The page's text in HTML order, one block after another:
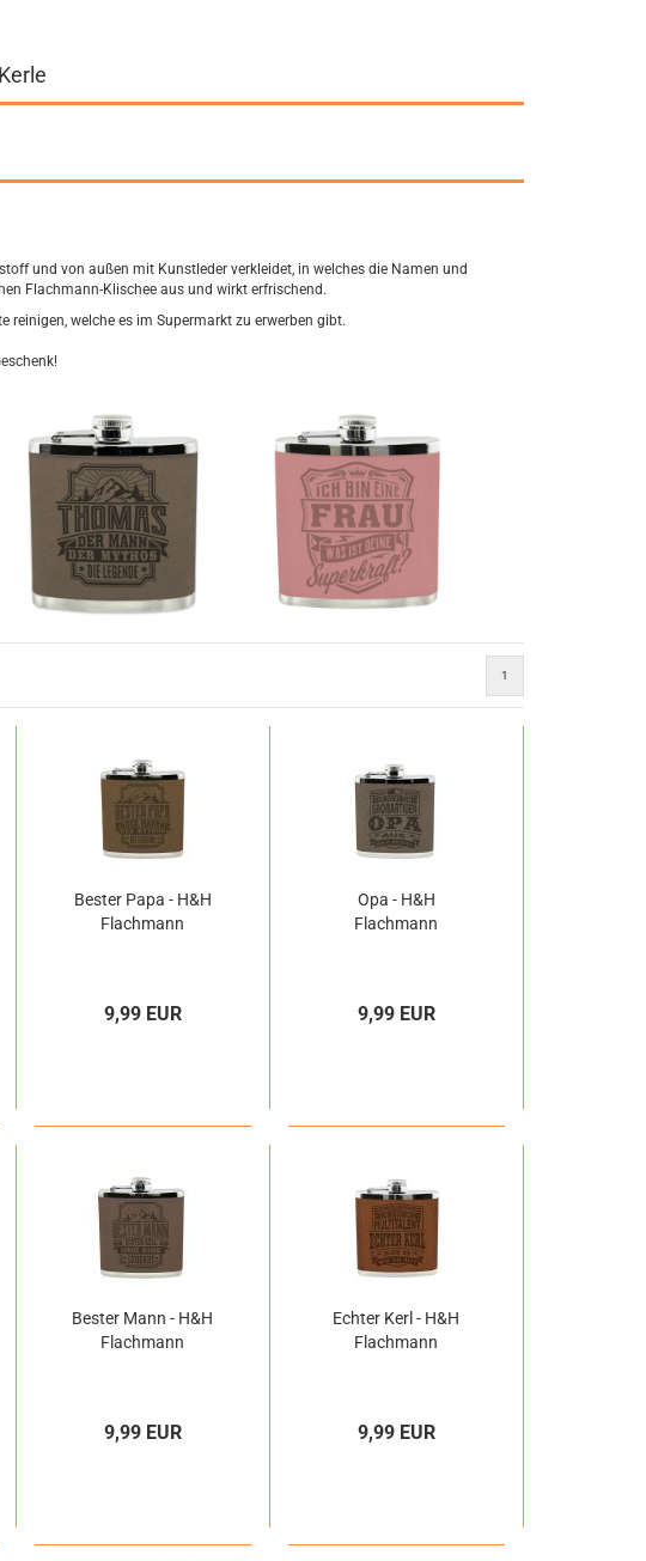
und von außen mit Kunstleder verkleidet, in welches die Namen und
Flachmann-Klischee aus und wirkt erfrischend.
reinigen, welche es im Supermarkt zu erwerben gibt.
1
Bester Papa - H&H
Flachmann
9,99 EUR
Opa - H&H
Flachmann
9,99 EUR
Bester Mann - H&H
Flachmann
9,99 EUR
Echter Kerl - H&H
Flachmann
9,99 EUR